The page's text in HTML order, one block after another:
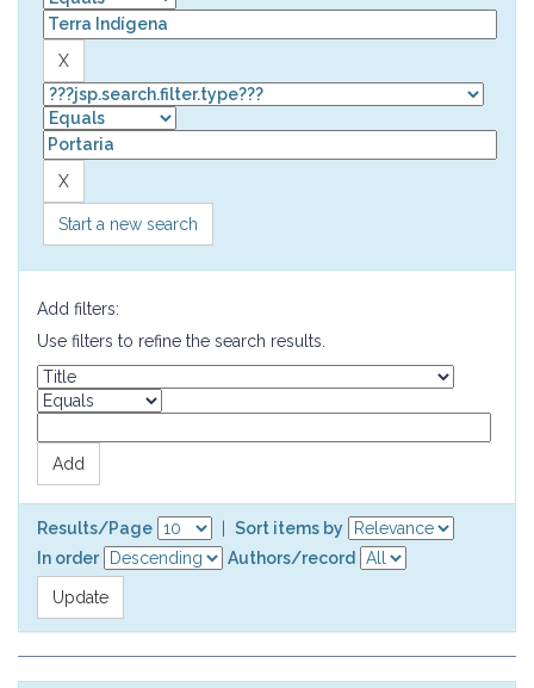
Start a new search
Add filters:
Use filters to refine the search results.
Results/Page
Sort items by
In order
Authors/record